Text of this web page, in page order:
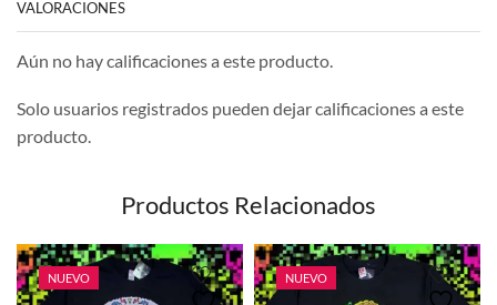
VALORACIONES
Aún no hay calificaciones a este producto.
Solo usuarios registrados pueden dejar calificaciones a este
producto.
Productos Relacionados
NUEVO NUEVO